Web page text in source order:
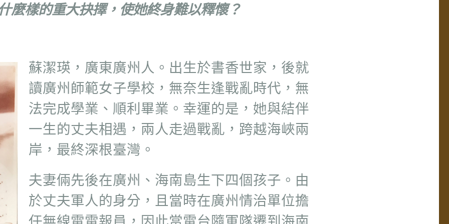
麼樣的重大抉擇，使她終身難以釋懷？
蘇潔瑛，廣東廣州人。出生於書香世家，後就
讀廣州師範女子學校，無奈生逢戰亂時代，無
法完成學業、順利畢業。幸運的是，她與結伴
一生的丈夫相遇，兩人走過戰亂，跨越海峽兩
岸，最終深根臺灣。
夫妻倆先後在廣州、海南島生下四個孩子。由
於丈夫軍人的身分，且當時在廣州情治單位擔